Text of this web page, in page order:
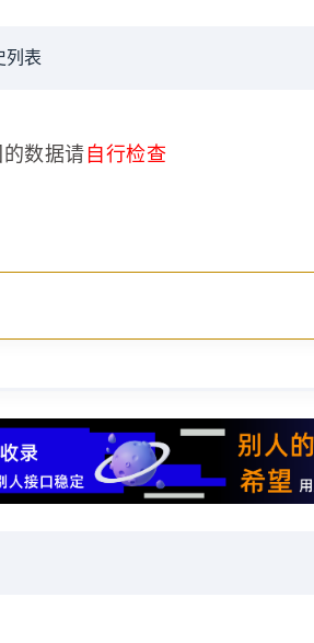
列表
的数据请 自行检查